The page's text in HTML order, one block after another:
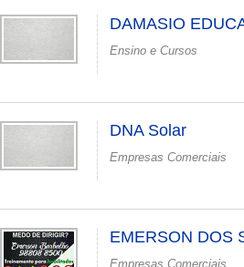
DAMASIO
Ensino e Cursos
DNA Solar
Empresas Comerciais
EMERSON DOS
Empresas Comerciais